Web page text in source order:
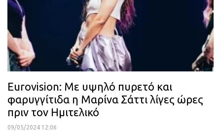
Eurovision: Με υψηλό πυρετό και
φαρυγγίτιδα η Μαρίνα Σάττι λίγες ώρες
πριν τον Ημιτελικό
09/05/2024 12:06